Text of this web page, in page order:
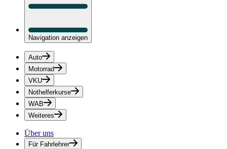
Navigation anzeigen
Auto
Motorrad
VKU
Nothelferkurse
WAB
Weiteres
Über uns
Für Fahrlehrer